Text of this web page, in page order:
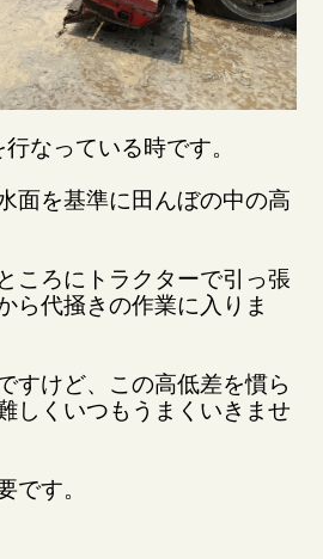
なっている時です。
面を基準に田んぼの中の高
ころにトラクターで引っ張
ら代掻きの作業に入りま
すけど、この高低差を慣ら
しくいつもうまくいきませ
です。